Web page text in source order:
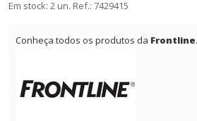
Em stock: 2 un. Ref.: 7429415
Conheça todos os produtos da Frontline.